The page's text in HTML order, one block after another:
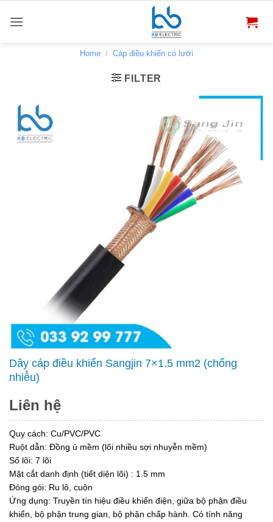
qua
Home / Cáp điều khiển có lưới
FILTER
Dây cáp điều khiển Sangjin 7×1.5 mm2 (chống
nhiễu)
Liên hệ
Quy cách: Cu/PVC/PVC
Ruột dẫn: Đồng ủ mềm (lõi nhiều sợi nhuyễn mềm)
Số lõi: 7 lõi
Mặt cắt danh định (tiết diện lõi) : 1.5 mm
Đóng gói: Ru lô, cuộn
Ứng dụng: Truyền tín hiệu điều khiển điện, giữa bộ phận điều
khiển, bộ phận trung gian, bộ phận chấp hành. Có tính năng